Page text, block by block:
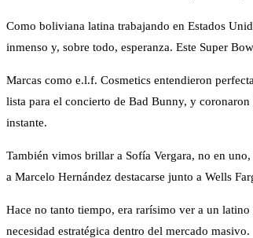
Como boliviana latina trabajando en Estados
inmenso y, sobre todo, esperanza. Este Super
Marcas como e.l.f. Cosmetics entendieron
lista para el concierto de Bad Bunny, y
instante.
También vimos brillar a Sofía Vergara, no en
a Marcelo Hernández destacarse junto a Wells
Hace no tanto tiempo, era rarísimo ver a un
necesidad estratégica dentro del mercado masivo.